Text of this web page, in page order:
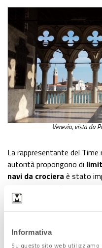
Informativa
Su questo sito web
Venezia, vista da
Larappresentante del Time
autorità propongono di
navi da crociera è stato
dagennaio 2022
città”. E poi ilMose: “Le
con una protezione